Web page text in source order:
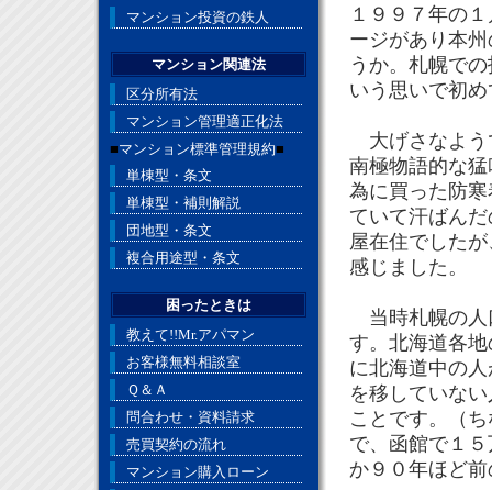
１９９７年の
ージがあり本
うか。札幌で
いう思いで初
大げさなよう
南極物語的な
為に買った防
ていて汗ばん
屋在住でした
感じました。
当時札幌の人
す。北海道各
に北海道中の
を移していな
ことです。（
で、函館で１
か９０年ほど
マンション投資の鉄人
マンション関連法
区分所有法
マンション管理適正化法
■マンション標準管理規約■
単棟型・条文
単棟型・補則解説
団地型・条文
複合用途型・条文
困ったときは
教えて!!Mr.アパマン
お客様無料相談室
Ｑ＆Ａ
問合わせ・資料請求
売買契約の流れ
マンション購入ローン